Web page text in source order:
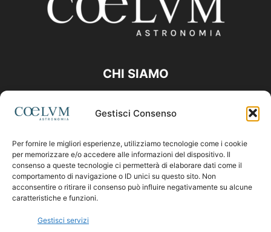
Gestisci Consenso
Per fornire le migliori esperienze, utilizziamo tecnologie come i cookie
per memorizzare e/o accedere alle informazioni del dispositivo. Il
consenso a queste tecnologie ci permetterà di elaborare dati come il
comportamento di navigazione o ID unici su questo sito. Non
acconsentire o ritirare il consenso può influire negativamente su alcune
caratteristiche e funzioni.
Gestisci servizi
CHI SIAMO
Contattaci:coelumastro@coelum.com
SEGUICI